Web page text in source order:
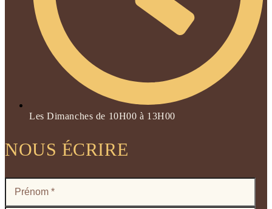
Les Dimanches de 10H00 à 13H00
NOUS ÉCRIRE